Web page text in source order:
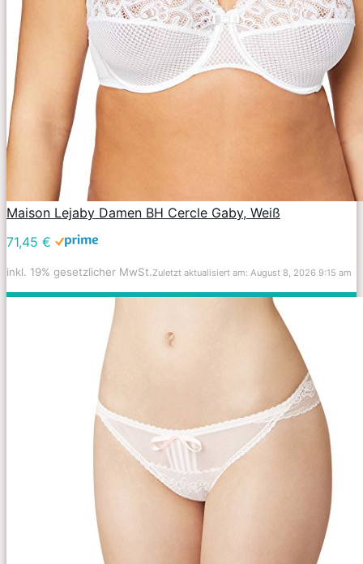
Maison Lejaby Damen BH Cercle Gaby, Weiß
71,45 €
inkl. 19% gesetzlicher MwSt.Zuletzt aktualisiert am: August 8, 2026 9:15 am